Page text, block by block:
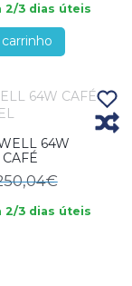
2/3 dias úteis
64W
2/3 dias úteis